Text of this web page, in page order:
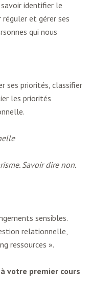
identifier le
et gérer ses
qui nous
ses priorités, classifier
les priorités
Savoir dire non.
sensibles.
relationnelle,
ressources ».
votre premier cours